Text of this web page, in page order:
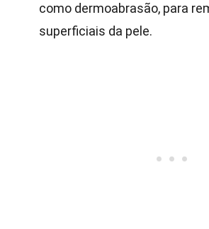
como dermoabrasão, para
superficiais da pele.